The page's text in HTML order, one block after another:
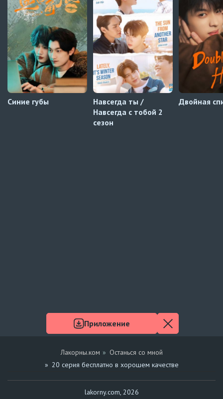
Зантис, скучаю по тебе7 серия
Автосабы русские / украинские
Синие губы
Навсегда ты /
Навсегда с тобой 2
сезон
Двойная
Лакорны.ком
Останься со мной
20 серия бесплатно в хорошем качестве
lakorny.com, 2026
Приложение